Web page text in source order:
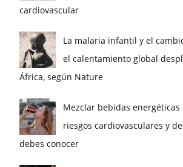
cardiovascular
La malaria infantil y el
el calentamiento global
África, según Nature
Mezclar bebidas energéticas
riesgos cardiovasculares y
debes conocer